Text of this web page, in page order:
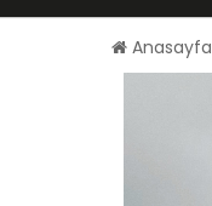
Anasayfa